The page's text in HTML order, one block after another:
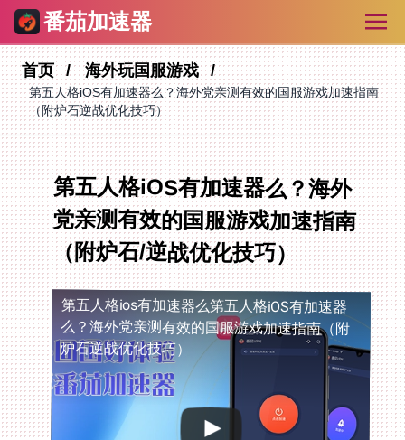
番茄加速器
首页 海外玩国服游戏
第五人格iOS有加速器么？海外党亲测有效的国服游戏加速指南
（附炉石逆战优化技巧）
第五人格iOS有加速器么？海外
党亲测有效的国服游戏加速指南
（附炉石/逆战优化技巧）
第五人格ios有加速器么第五人格iOS有加速器
么？海外党亲测有效的国服游戏加速指南（附
炉石逆战优化技巧）